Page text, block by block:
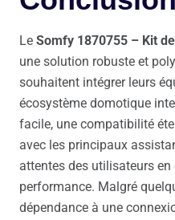
Le Somfy 1870755 – Kit
une solution robuste et
souhaitent intégrer leurs
écosystème domotique
facile, une compatibilité
avec les principaux
attentes des utilisateurs
performance. Malgré
dépendance à une